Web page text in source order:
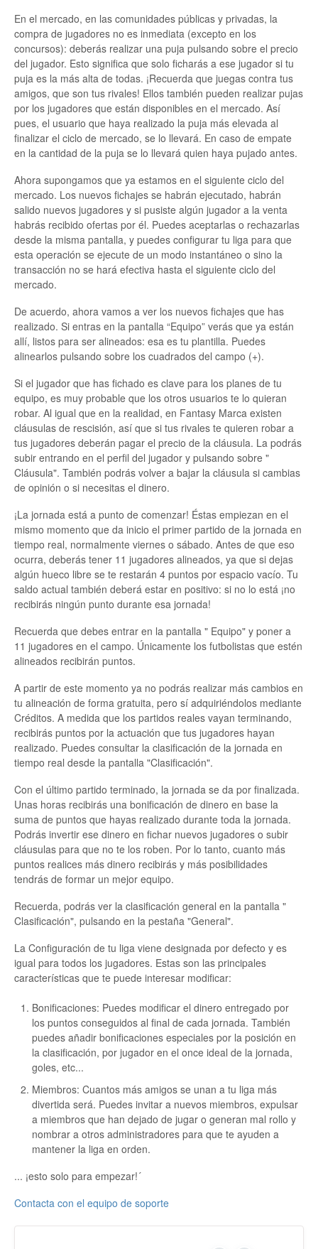
En el mercado, en las comunidades públicas y privadas, la
compra de jugadores no es inmediata (excepto en los
concursos): deberás realizar una puja pulsando sobre el precio
del jugador. Esto significa que solo ficharás a ese jugador si tu
puja es la más alta de todas. ¡Recuerda que juegas contra tus
amigos, que son tus rivales! Ellos también pueden realizar pujas
por los jugadores que están disponibles en el mercado. Así
pues, el usuario que haya realizado la puja más elevada al
finalizar el ciclo de mercado, se lo llevará. En caso de empate
en la cantidad de la puja se lo llevará quien haya pujado antes.
Ahora supongamos que ya estamos en el siguiente ciclo del
mercado. Los nuevos fichajes se habrán ejecutado, habrán
salido nuevos jugadores y si pusiste algún jugador a la venta
habrás recibido ofertas por él. Puedes aceptarlas o rechazarlas
desde la misma pantalla, y puedes configurar tu liga para que
esta operación se ejecute de un modo instantáneo o sino la
transacción no se hará efectiva hasta el siguiente ciclo del
mercado.
De acuerdo, ahora vamos a ver los nuevos fichajes que has
realizado. Si entras en la pantalla “Equipo” verás que ya están
allí, listos para ser alineados: esa es tu plantilla. Puedes
alinearlos pulsando sobre los cuadrados del campo (+).
Si el jugador que has fichado es clave para los planes de tu
equipo, es muy probable que los otros usuarios te lo quieran
robar. Al igual que en la realidad, en Fantasy Marca existen
cláusulas de rescisión, así que si tus rivales te quieren robar a
tus jugadores deberán pagar el precio de la cláusula. La podrás
subir entrando en el perfil del jugador y pulsando sobre "
Cláusula". También podrás volver a bajar la cláusula si cambias
de opinión o si necesitas el dinero.
¡La jornada está a punto de comenzar! Éstas empiezan en el
mismo momento que da inicio el primer partido de la jornada en
tiempo real, normalmente viernes o sábado. Antes de que eso
ocurra, deberás tener 11 jugadores alineados, ya que si dejas
algún hueco libre se te restarán 4 puntos por espacio vacío. Tu
saldo actual también deberá estar en positivo: si no lo está ¡no
recibirás ningún punto durante esa jornada!
Recuerda que debes entrar en la pantalla " Equipo" y poner a
11 jugadores en el campo. Únicamente los futbolistas que estén
alineados recibirán puntos.
A partir de este momento ya no podrás realizar más cambios en
tu alineación de forma gratuita, pero sí adquiriéndolos mediante
Créditos. A medida que los partidos reales vayan terminando,
recibirás puntos por la actuación que tus jugadores hayan
realizado. Puedes consultar la clasificación de la jornada en
tiempo real desde la pantalla "Clasificación".
Con el último partido terminado, la jornada se da por finalizada.
Unas horas recibirás una bonificación de dinero en base la
suma de puntos que hayas realizado durante toda la jornada.
Podrás invertir ese dinero en fichar nuevos jugadores o subir
cláusulas para que no te los roben. Por lo tanto, cuanto más
puntos realices más dinero recibirás y más posibilidades
tendrás de formar un mejor equipo.
Recuerda, podrás ver la clasificación general en la pantalla "
Clasificación", pulsando en la pestaña "General".
La Configuración de tu liga viene designada por defecto y es
igual para todos los jugadores. Estas son las principales
características que te puede interesar modificar:
Bonificaciones: Puedes modificar el dinero entregado por
los puntos conseguidos al final de cada jornada. También
puedes añadir bonificaciones especiales por la posición en
la clasificación, por jugador en el once ideal de la jornada,
goles, etc...
Miembros: Cuantos más amigos se unan a tu liga más
divertida será. Puedes invitar a nuevos miembros, expulsar
a miembros que han dejado de jugar o generan mal rollo y
nombrar a otros administradores para que te ayuden a
mantener la liga en orden.
... ¡esto solo para empezar!´
Contacta con el equipo de soporte